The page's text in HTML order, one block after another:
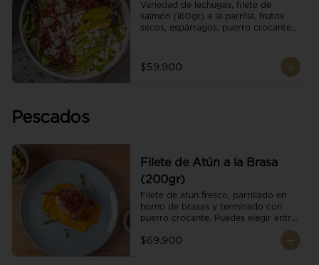
Variedad de lechugas, filete de
salmón (160gr) a la parrilla, frutos
secos, espárragos, puerro crocante,
$59.900
Pescados
Filete de Atún a la Brasa
(200gr)
Filete de atún fresco, parrillado en
horno de brasas y terminado con
puerro crocante. Puedes elegir entre
$69.900